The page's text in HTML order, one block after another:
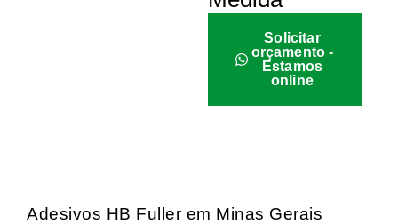
Solicitar
orçamento -
Estamos
online
Adesivos HB Fuller em Minas Gerais